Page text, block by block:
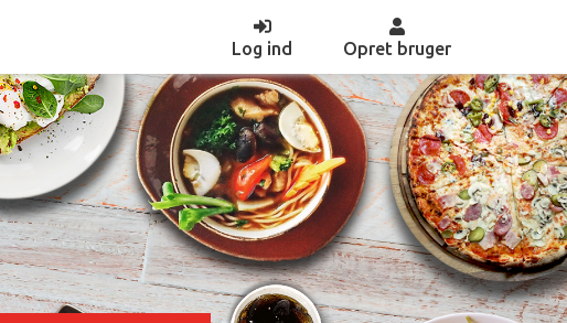
Log ind (current)Opret bruger